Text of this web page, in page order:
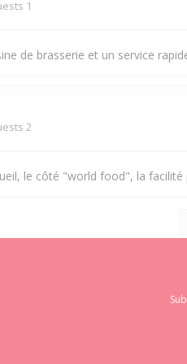
1
de brasserie et un service
2
le côté "world food", la facilité